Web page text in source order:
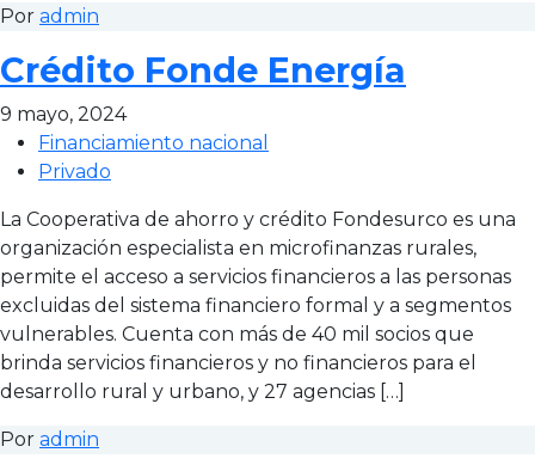
Por admin
Crédito Fonde Energía
9 mayo, 2024
Financiamiento nacional
Privado
La Cooperativa de ahorro y crédito Fondesurco es una
organización especialista en microfinanzas rurales,
permite el acceso a servicios financieros a las personas
excluidas del sistema financiero formal y a segmentos
vulnerables. Cuenta con más de 40 mil socios que
brinda servicios financieros y no financieros para el
desarrollo rural y urbano, y 27 agencias […]
Por admin